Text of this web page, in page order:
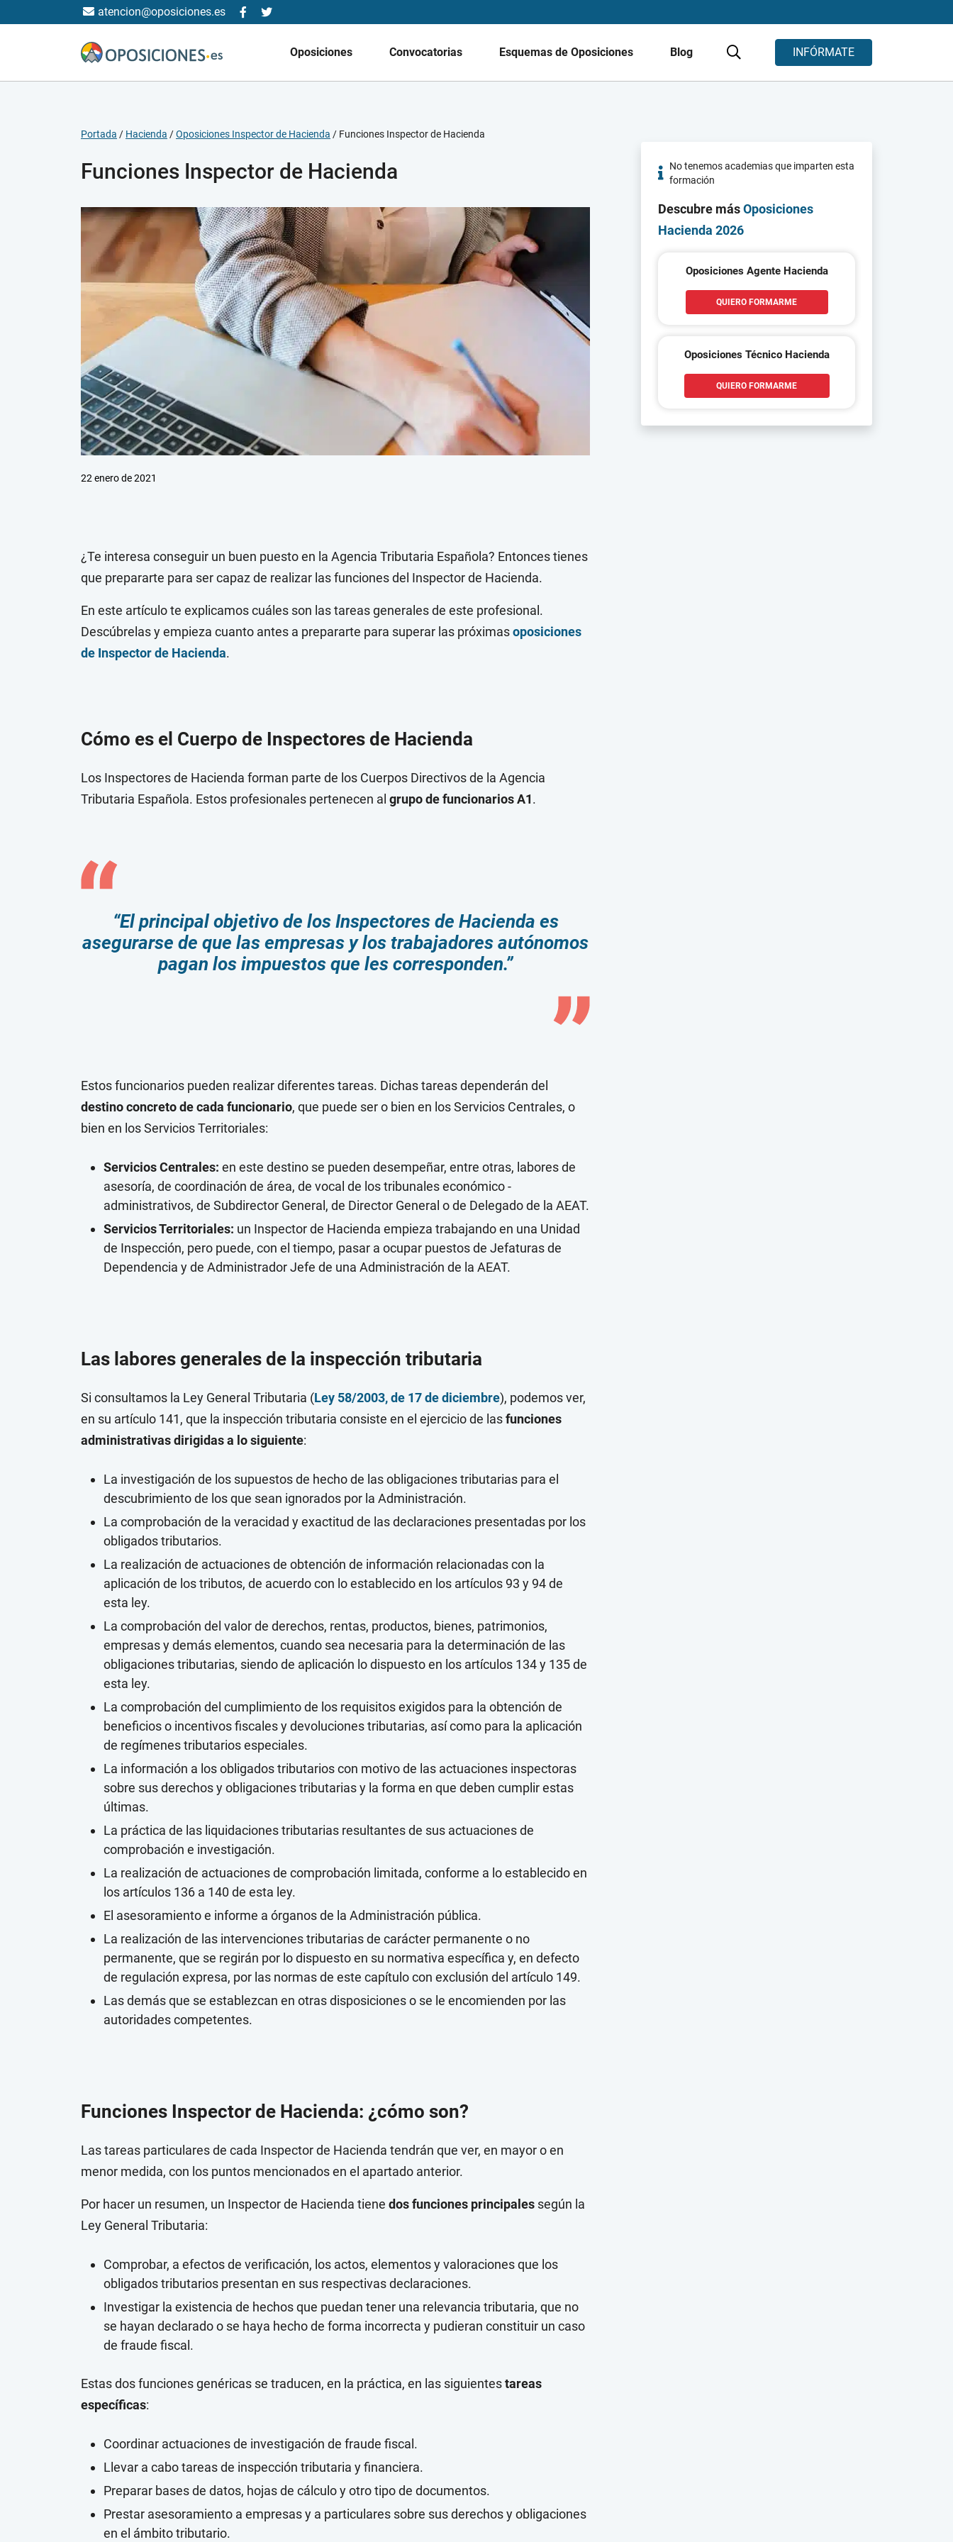
atencion@oposiciones.es
Oposiciones Convocatorias Esquemas de Oposiciones Blog INFÓRMATE
Portada / Hacienda /Oposiciones Inspector de Hacienda / Funciones Inspector de Hacienda
Funciones Inspector de Hacienda
22 enero de 2021
No tenemos academias que imparten esta
formación
Descubre másOposiciones
Hacienda 2026
Oposiciones Agente Hacienda
QUIERO FORMARME
Oposiciones Técnico Hacienda
QUIERO FORMARME
¿Te interesa conseguir un buen puesto en la Agencia Tributaria Española? Entonces tienes
que prepararte para ser capaz de realizar las funciones del Inspector de Hacienda.
En este artículo te explicamos cuáles son las tareas generales de este profesional.
Descúbrelas y empieza cuanto antes a prepararte para superar las próximasoposiciones
de Inspector de Hacienda.
Cómo es el Cuerpo de Inspectores de Hacienda
Los Inspectores de Hacienda forman parte de los Cuerpos Directivos de la Agencia
Tributaria Española. Estos profesionales pertenecen al grupo de funcionarios A1.
“El principal objetivo de los Inspectores de Hacienda es
asegurarse de que las empresas y los trabajadores autónomos
pagan los impuestos que les corresponden.”
Estos funcionarios pueden realizar diferentes tareas. Dichas tareas dependerán del
destino concreto de cada funcionario, que puede ser o bien en los Servicios Centrales, o
bien en los Servicios Territoriales:
Servicios Centrales: en este destino se pueden desempeñar, entre otras, labores de
asesoría, de coordinación de área, de vocal de los tribunales económico -
administrativos, de Subdirector General, de Director General o de Delegado de la AEAT.
Servicios Territoriales: un Inspector de Hacienda empieza trabajando en una Unidad
de Inspección, pero puede, con el tiempo, pasar a ocupar puestos de Jefaturas de
Dependencia y de Administrador Jefe de una Administración de la AEAT.
Las labores generales de la inspección tributaria
Si consultamos la Ley General Tributaria (Ley 58/2003, de 17 de diciembre), podemos ver,
en su artículo 141, que la inspección tributaria consiste en el ejercicio de lasfunciones
administrativas dirigidas a lo siguiente:
La investigación de los supuestos de hecho de las obligaciones tributarias para el
descubrimiento de los que sean ignorados por la Administración.
La comprobación de la veracidad y exactitud de las declaraciones presentadas por los
obligados tributarios.
La realización de actuaciones de obtención de información relacionadas con la
aplicación de los tributos, de acuerdo con lo establecido en los artículos 93 y 94 de
esta ley.
La comprobación del valor de derechos, rentas, productos, bienes, patrimonios,
empresas y demás elementos, cuando sea necesaria para la determinación de las
obligaciones tributarias, siendo de aplicación lo dispuesto en los artículos 134 y 135 de
esta ley.
La comprobación del cumplimiento de los requisitos exigidos para la obtención de
beneficios o incentivos fiscales y devoluciones tributarias, así como para la aplicación
de regímenes tributarios especiales.
La información a los obligados tributarios con motivo de las actuaciones inspectoras
sobre sus derechos y obligaciones tributarias y la forma en que deben cumplir estas
últimas.
La práctica de las liquidaciones tributarias resultantes de sus actuaciones de
comprobación e investigación.
La realización de actuaciones de comprobación limitada, conforme a lo establecido en
los artículos 136 a 140 de esta ley.
El asesoramiento e informe a órganos de la Administración pública.
La realización de las intervenciones tributarias de carácter permanente o no
permanente, que se regirán por lo dispuesto en su normativa específica y, en defecto
de regulación expresa, por las normas de este capítulo con exclusión del artículo 149.
Las demás que se establezcan en otras disposiciones o se le encomienden por las
autoridades competentes.
Funciones Inspector de Hacienda: ¿cómo son?
Las tareas particulares de cada Inspector de Hacienda tendrán que ver, en mayor o en
menor medida, con los puntos mencionados en el apartado anterior.
Por hacer un resumen, un Inspector de Hacienda tiene dos funciones principales según la
Ley General Tributaria:
Comprobar, a efectos de verificación, los actos, elementos y valoraciones que los
obligados tributarios presentan en sus respectivas declaraciones.
Investigar la existencia de hechos que puedan tener una relevancia tributaria, que no
se hayan declarado o se haya hecho de forma incorrecta y pudieran constituir un caso
de fraude fiscal.
Estas dos funciones genéricas se traducen, en la práctica, en las siguientestareas
específicas:
Coordinar actuaciones de investigación de fraude fiscal.
Llevar a cabo tareas de inspección tributaria y financiera.
Preparar bases de datos, hojas de cálculo y otro tipo de documentos.
Prestar asesoramiento a empresas y a particulares sobre sus derechos y obligaciones
en el ámbito tributario.